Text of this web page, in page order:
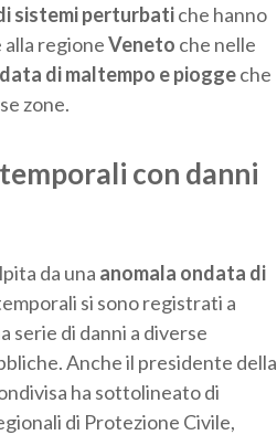
sistemi perturbatiche hanno
regioneVeneto che nelle
di maltempo e pioggeche
zone.
con danni
da una anomala ondata di
si sono registrati a
serie di danni a diverse
Anche il presidente della
ha sottolineato di
di Protezione Civile,